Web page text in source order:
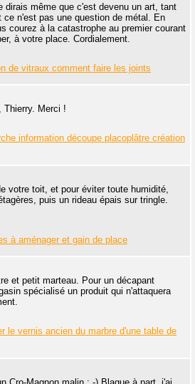
dirais même que c'est devenu un art, tant
ce n'est pas une question de métal. En
courez à la catastrophe au premier courant
à votre place. Cordialement.
de vitraux comment faire les joints
Thierry. Merci !
information découpe placoplâtre création
votre toit, et pour éviter toute humidité,
puis un rideau épais sur tringle.
à aménager et gain de place
et petit marteau. Pour un décapant
spécialisé un produit qui n'attaquera
le vernis ancien du marbre d'une table de